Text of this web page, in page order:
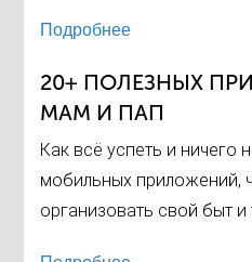
Подробнее
20+ ПОЛЕЗНЫХ
МАМ И ПАП
Как всё успеть и ничего
мобильных приложений,
организовать свой быт